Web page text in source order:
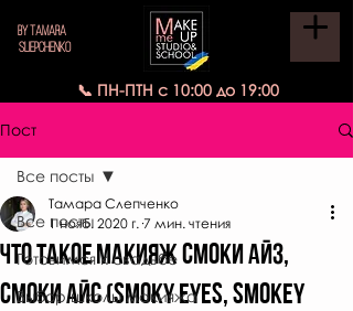
BY TAMARA
SLIEPCHENKO
📞 ПН-ПТН с 10:00 до 19:00
Пост
Все посты
Готовимся к свадьбе
Выбор школы макияжа
Все посты
Что такое макияж Смоки айз,
смоки айс (smoky eyes, smokey
Тамара Слепченко
1 нояб. 2020 г. 7 мин. чтения